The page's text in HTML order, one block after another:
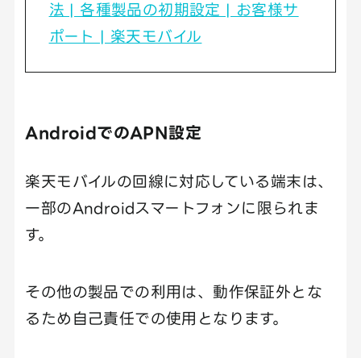
法 | 各種製品の初期設定 | お客様サ
ポート | 楽天モバイル
AndroidでのAPN設定
楽天モバイルの回線に対応している端末は、
一部のAndroidスマートフォンに限られま
す。
その他の製品での利用は、動作保証外とな
るため自己責任での使用となります。